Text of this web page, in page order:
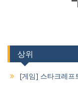
상위
[게임] 스타크레프